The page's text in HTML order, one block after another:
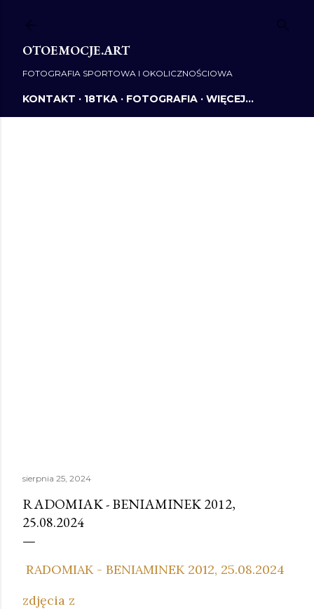
OTOEMOCJE.ART
FOTOGRAFIA SPORTOWA I OKOLICZNOŚCIOWA
KONTAKT 18TKA FOTOGRAFIA WIĘCEJ…
sierpnia 25, 2024
RADOMIAK - BENIAMINEK 2012,
25.08.2024
RADOMIAK - BENIAMINEK 2012, 25.08.2024
zdjęcia z